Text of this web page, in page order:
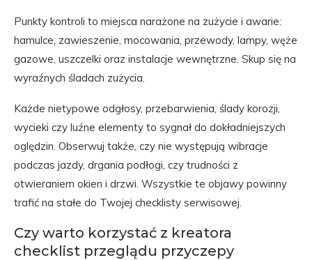
Punkty kontroli to miejsca narażone na zużycie i awarie:
hamulce, zawieszenie, mocowania, przewody, lampy, węże
gazowe, uszczelki oraz instalacje wewnętrzne. Skup się na
wyraźnych śladach zużycia.
Każde nietypowe odgłosy, przebarwienia, ślady korozji,
wycieki czy luźne elementy to sygnał do dokładniejszych
oględzin. Obserwuj także, czy nie występują wibracje
podczas jazdy, drgania podłogi, czy trudności z
otwieraniem okien i drzwi. Wszystkie te objawy powinny
trafić na stałe do Twojej checklisty serwisowej.
Czy warto korzystać z kreatora
checklist przeglądu przyczepy